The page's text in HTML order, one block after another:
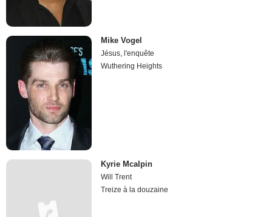
Mike Vogel
Jésus, l'enquête
Wuthering Heights
Kyrie Mcalpin
Will Trent
Treize à la douzaine